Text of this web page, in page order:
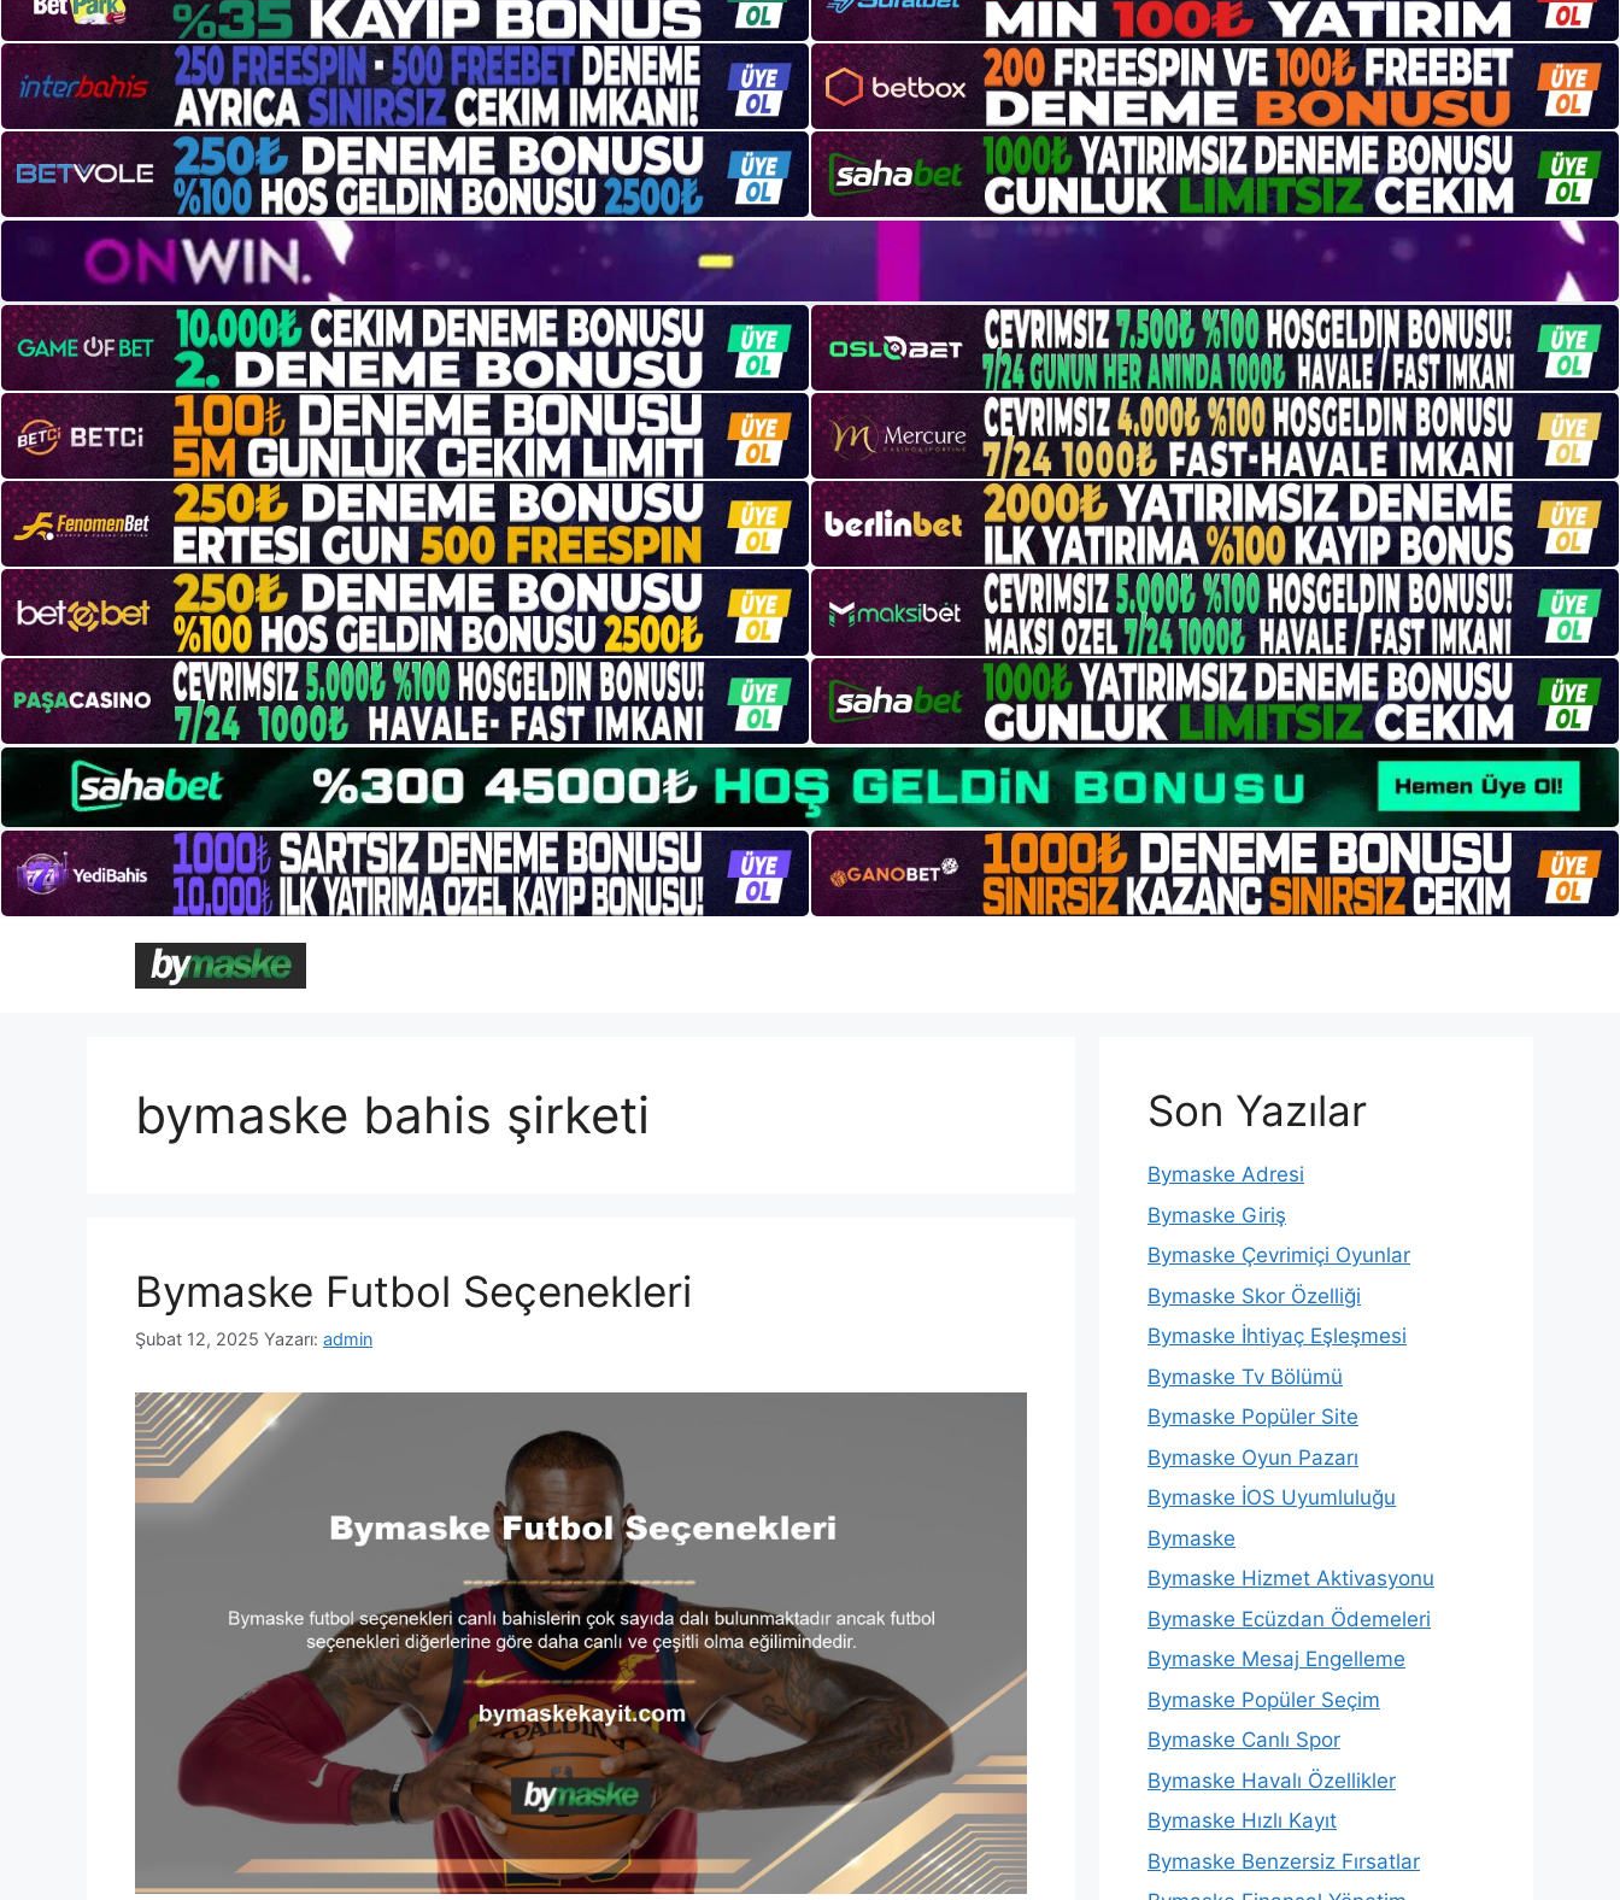
bymaske bahis şirketi
Bymaske Futbol Seçenekleri
Şubat 12, 2025 Yazarı: admin
Son Yazılar
Bymaske Adresi
Bymaske Giriş
Bymaske Çevrimiçi Oyunlar
Bymaske Skor Özelliği
Bymaske İhtiyaç Eşleşmesi
Bymaske Tv Bölümü
Bymaske Popüler Site
Bymaske Oyun Pazarı
Bymaske İOS Uyumluluğu
Bymaske
Bymaske Hizmet Aktivasyonu
Bymaske Ecüzdan Ödemeleri
Bymaske Mesaj Engelleme
Bymaske Popüler Seçim
Bymaske Canlı Spor
Bymaske Havalı Özellikler
Bymaske Hızlı Kayıt
Bymaske Benzersiz Fırsatlar